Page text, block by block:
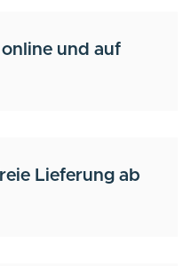
und auf
Lieferung ab